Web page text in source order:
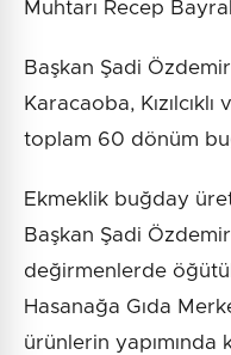
Muhtarı Recep
Başkan Şadi
Karacaoba,
toplam 60 dönüm
Ekmeklik buğday
Başkan Şadi
değirmenlerde
Hasanağa Gıda
ürünlerin yapımında